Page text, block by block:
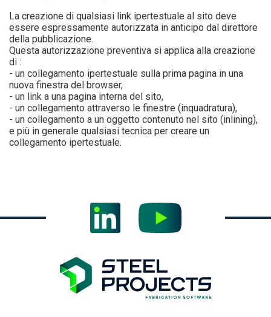
La creazione di qualsiasi link ipertestuale al sito deve
essere espressamente autorizzata in anticipo dal direttore
della pubblicazione.
Questa autorizzazione preventiva si applica alla creazione
di :
- un collegamento ipertestuale sulla prima pagina in una
nuova finestra del browser,
- un link a una pagina interna del sito,
- un collegamento attraverso le finestre (inquadratura),
- un collegamento a un oggetto contenuto nel sito (inlining),
e più in generale qualsiasi tecnica per creare un
collegamento ipertestuale.